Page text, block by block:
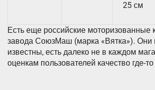
25 см
Есть еще российские моторизованные
завода СоюзМаш (марка «Вятка»). Они
известны, есть далеко не в каждом
оценкам пользователей качество где-